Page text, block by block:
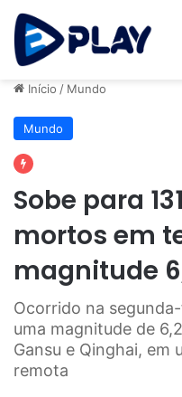
Início / Mundo
Mundo
Sobe para
mortos em
magnitude
Ocorrido na
uma magnitude de
Gansu e Qinghai, em
remota